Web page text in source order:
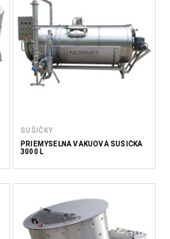
SUŠIČKY
PRIEMYSELNÁ VÁKUOVÁ SUŠIČKA
3000 L